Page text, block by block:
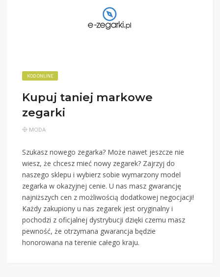
KOD ONLINE
Kupuj taniej markowe
zegarki
MODA
Szukasz nowego zegarka? Może nawet jeszcze nie
wiesz, że chcesz mieć nowy zegarek? Zajrzyj do
naszego sklepu i wybierz sobie wymarzony model
zegarka w okazyjnej cenie. U nas masz gwarancję
najniższych cen z możliwością dodatkowej negocjacji!
Każdy zakupiony u nas zegarek jest oryginalny i
pochodzi z oficjalnej dystrybucji dzięki czemu masz
pewność, że otrzymana gwarancja będzie
honorowana na terenie całego kraju.